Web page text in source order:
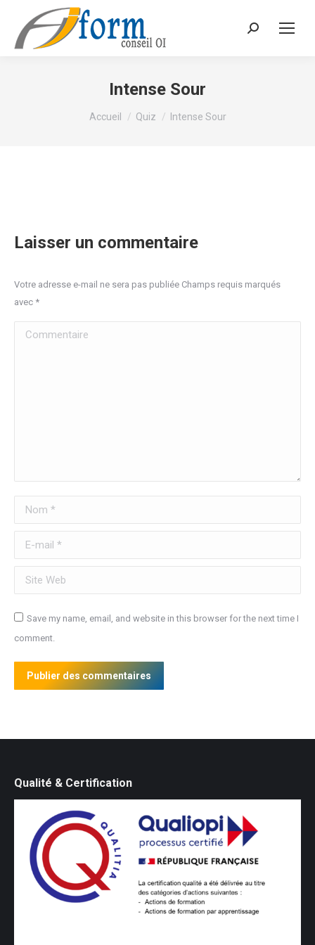
Recherche
Intense Sour
Vous êtes ici :
Accueil Quiz Intense Sour
Laisser un commentaire
Votre adresse e-mail ne sera pas publiée Champs requis marqués
avec *
Commentaire
Nom *
E-mail *
Site Web
Save my name, email, and website in this browser for the next time I
comment.
Publier des commentaires
Qualité & Certification